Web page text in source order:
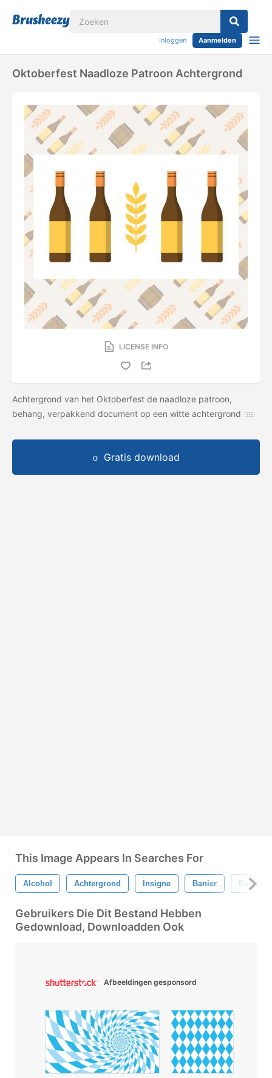
Inloggen Aanmelden
Oktoberfest Naadloze Patroon Achtergrond
LICENSE INFO
Achtergrond van het Oktoberfest de naadloze patroon,
behang, verpakkend document op een witte achtergrond
Gratis download
This Image Appears In Searches For
Alcohol Achtergrond Insigne Banier Bar
Gebruikers Die Dit Bestand Hebben
Gedownload, Downloadden Ook
Afbeeldingen gesponsord